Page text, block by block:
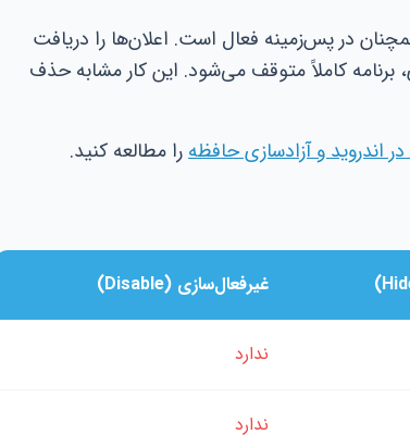
در پس‌زمینه فعال است. اعلان‌ها را دریافت
کاملاً متوقف می‌شود. این کار مشابه حذف
اندروید و آزادسازی حافظهرا مطالعه کنید.
غیرفعال‌سازی (Disable)
ندارد
ندارد